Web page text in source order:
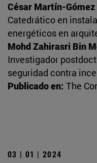
César Martín-Gómez
Catedrático en
energéticos en
Mohd Zahirasri Bin
Investigador
seguridad contra
Publicado en: The
03 | 01 | 2024